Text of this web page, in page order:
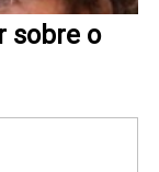
sobre o